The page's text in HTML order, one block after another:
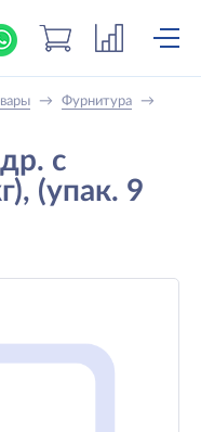
+7 (919) 698-56-
→ Фурнитура →
с
(упак. 9